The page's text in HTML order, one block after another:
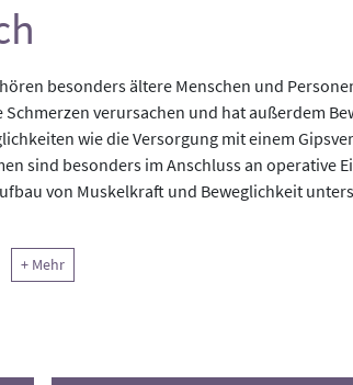
besonders ältere Menschen und
verursachen und hat außerdem
wie die Versorgung mit einem
sind besonders im Anschluss an operative
von Muskelkraft und Beweglichkeit
behandelt.
Sie in den jeweiligen Klinikprofilen.
+ Mehr